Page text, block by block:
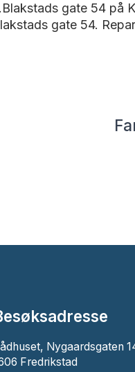
gate 54 på
gate 54.
Nygaardsgaten
Fredrikstad